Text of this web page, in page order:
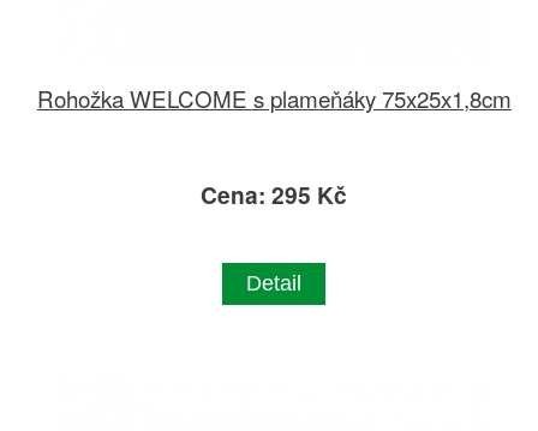
Rohožka WELCOME s plameňáky 75x25x1,8cm
Cena: 295 Kč
Detail